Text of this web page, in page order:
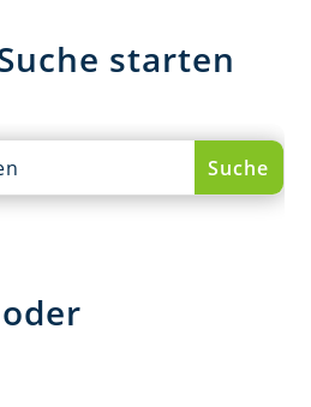
starten
oder